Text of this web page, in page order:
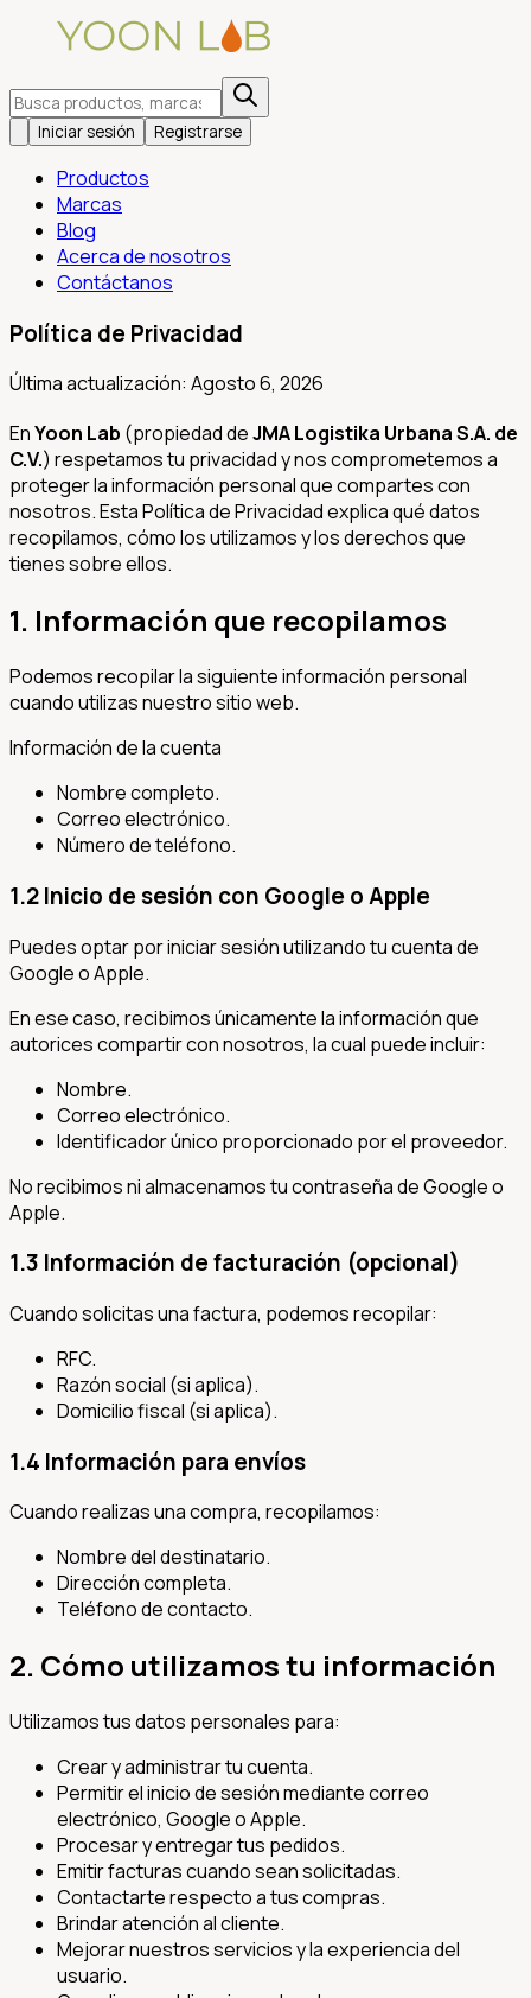
Iniciar sesión Registrarse
Productos
Marcas
Blog
Acerca de nosotros
Contáctanos
Política de Privacidad
Última actualización: Agosto 6, 2026
EnYoon Lab (propiedad deJMA Logistika Urbana S.A. de
C.V.) respetamos tu privacidad y nos comprometemos a
proteger la información personal que compartes con
nosotros. Esta Política de Privacidad explica qué datos
recopilamos, cómo los utilizamos y los derechos que
tienes sobre ellos.
1. Información que recopilamos
Podemos recopilar la siguiente información personal
cuando utilizas nuestro sitio web.
Información de la cuenta
Nombre completo.
Correo electrónico.
Número de teléfono.
1.2 Inicio de sesión con Google o Apple
Puedes optar por iniciar sesión utilizando tu cuenta de
Google o Apple.
En ese caso, recibimos únicamente la información que
autorices compartir con nosotros, la cual puede incluir:
Nombre.
Correo electrónico.
Identificador único proporcionado por el proveedor.
No recibimos ni almacenamos tu contraseña de Google o
Apple.
1.3 Información de facturación (opcional)
Cuando solicitas una factura, podemos recopilar:
RFC.
Razón social (si aplica).
Domicilio fiscal (si aplica).
1.4 Información para envíos
Cuando realizas una compra, recopilamos:
Nombre del destinatario.
Dirección completa.
Teléfono de contacto.
2. Cómo utilizamos tu información
Utilizamos tus datos personales para:
Crear y administrar tu cuenta.
Permitir el inicio de sesión mediante correo
electrónico, Google o Apple.
Procesar y entregar tus pedidos.
Emitir facturas cuando sean solicitadas.
Contactarte respecto a tus compras.
Brindar atención al cliente.
Mejorar nuestros servicios y la experiencia del
usuario.